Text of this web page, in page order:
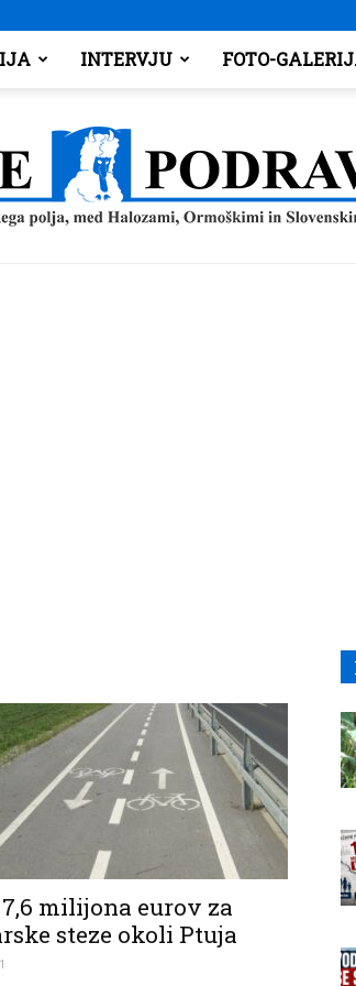
INTERVJU FOTO-
milijona eurov za
steze okoli Ptuja